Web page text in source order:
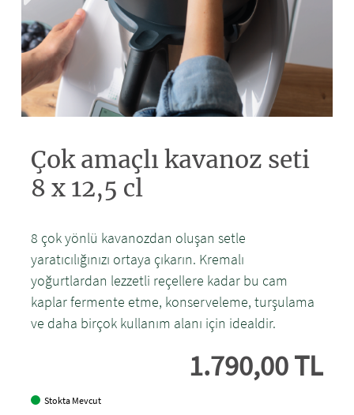
Çok amaçlı kavanoz seti
8 x 12,5 cl
8 çok yönlü kavanozdan oluşan setle
yaratıcılığınızı ortaya çıkarın. Kremalı
yoğurtlardan lezzetli reçellere kadar bu cam
kaplar fermente etme, konserveleme, turşulama
ve daha birçok kullanım alanı için idealdir.
1.790,00 TL
Stokta Mevcut